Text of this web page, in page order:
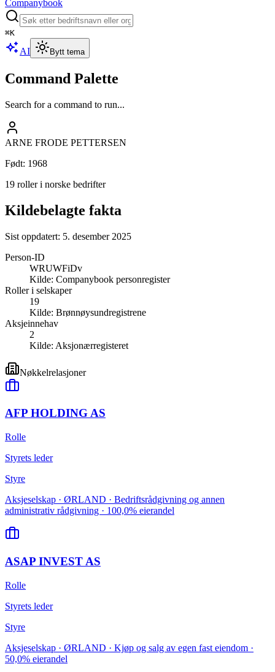
Companybook
⌘K
AI Bytt tema
Command Palette
Search for a command to run...
ARNE FRODE PETTERSEN
Født: 1968
19 roller i norske bedrifter
Kildebelagte fakta
Sist oppdatert: 5. desember 2025
Person-ID
WRUWFiDv
Kilde: Companybook personregister
Roller i selskaper
19
Kilde: Brønnøysundregistrene
Aksjeinnehav
2
Kilde: Aksjonærregisteret
Nøkkelrelasjoner
AFP HOLDING AS
Rolle
Styrets leder
Styre
Aksjeselskap · ØRLAND · Bedriftsrådgivning og annen
administrativ rådgivning · 100,0% eierandel
ASAP INVEST AS
Rolle
Styrets leder
Styre
Aksjeselskap · ØRLAND · Kjøp og salg av egen fast eiendom ·
50,0% eierandel